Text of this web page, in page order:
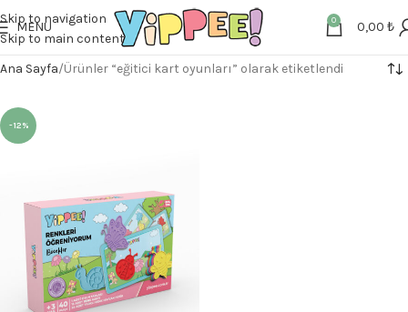
Skip to navigation
Skip to main content
MENU 0 0,00 ₺
Ana Sayfa Ürünler “eğitici kart oyunları” olarak etiketlendi
-12%